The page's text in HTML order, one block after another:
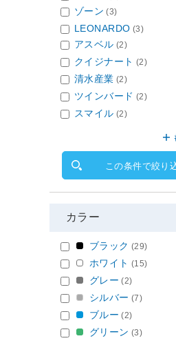
ゾーン (3)
LEONARDO (3)
アスベル (2)
クイジナート (2)
清水産業 (2)
ツインバード (2)
スマイル (2)
この条件で絞り
カラー
ブラック (29)
ホワイト (15)
グレー (2)
シルバー (7)
ブルー (2)
グリーン (3)